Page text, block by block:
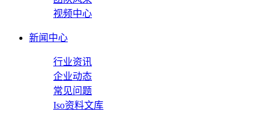
视频中心
新闻中心
行业资讯
企业动态
常见问题
Iso资料文库